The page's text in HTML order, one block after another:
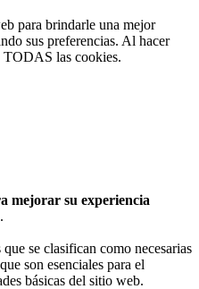
para brindarle una mejor
sus preferencias. Al hacer
TODAS las cookies.
mejorar su experiencia
.
se clasifican como necesarias
son esenciales para el
básicas del sitio web.